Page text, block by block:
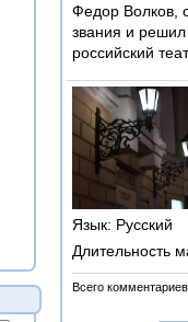
Федор Волков,
звания и решил
российский
Язык: Русский
Длительность
Всего комментариев